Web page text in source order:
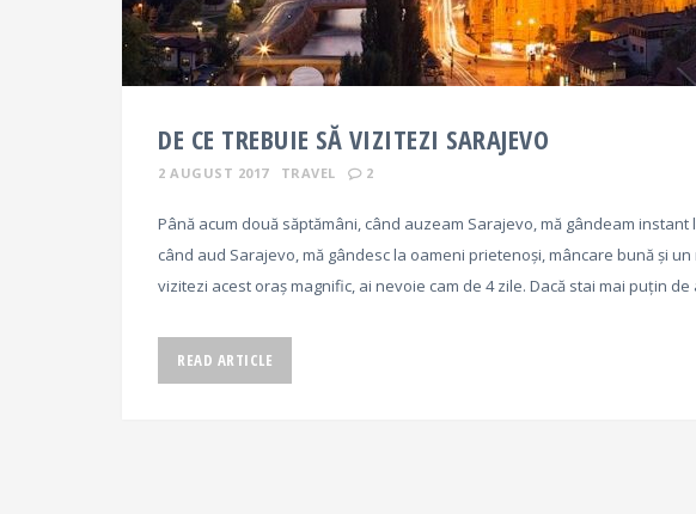
DE CE TREBUIE SĂ VIZITEZI SARAJEVO
2 AUGUST 2017 TRAVEL 2
Până acum două săptămâni, când auzeam Sarajevo, mă gândeam instant
când aud Sarajevo, mă gândesc la oameni prietenoși, mâncare bună și
vizitezi acest oraș magnific, ai nevoie cam de 4 zile. Dacă stai mai puțin
READ ARTICLE